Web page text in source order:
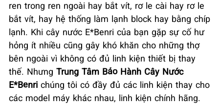
ren trong ren ngoài hay bắt vít, rơ le cài hay rơ le
bắt vít, hay hệ thống làm lạnh block hay bằng chíp
lạnh. Khi cây nước E*Benri của bạn gặp sự cố hư
hỏng ít nhiều cũng gây khó khăn cho những thợ
bên ngoài vì không có đủ linh kiện thiết bị thay
thế. Nhưng Trung Tâm Bảo Hành Cây Nước
E*Benri chúng tôi có đầy đủ các linh kiện thay cho
các model máy khác nhau, linh kiện chính hãng.